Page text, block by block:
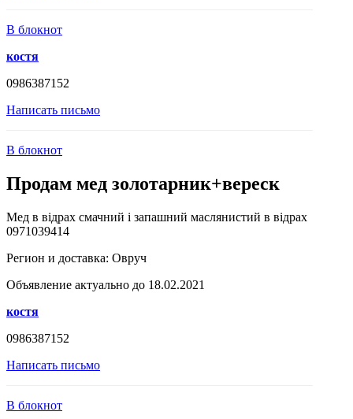
В блокнот
костя
0986387152
Написать письмо
В блокнот
Продам мед золотарник+вереск
Мед в відрах смачний і запашний маслянистий в відрах
0971039414
Регион и доставка: Овруч
Объявление актуально до 18.02.2021
костя
0986387152
Написать письмо
В блокнот